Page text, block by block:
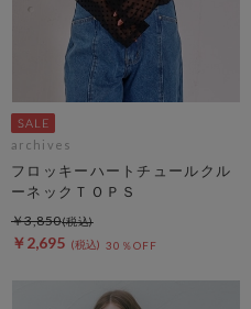
archives
フロッキーハートチュールクル
ーネックＴＯＰＳ
￥2,695 30％OFF
￥3,850